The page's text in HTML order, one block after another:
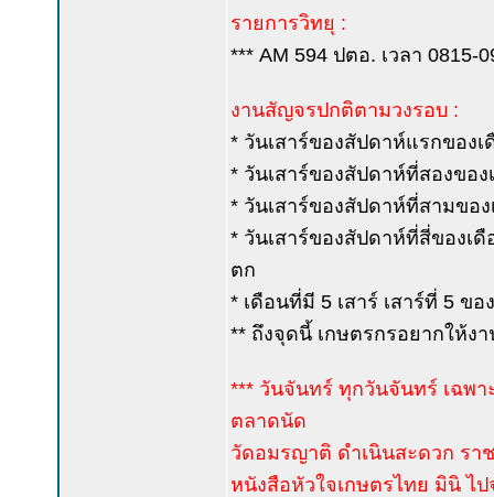
รายการวิทยุ :
*** AM 594 ปตอ. เวลา
งานสัญจรปกติตามวงรอบ :
* วันเสาร์ของสัปดาห์แรกของ
* วันเสาร์ของสัปดาห์ที่สองขอ
* วันเสาร์ของสัปดาห์ที่สามขอ
* วันเสาร์ของสัปดาห์ที่สี่ของเ
ตก
* เดือนที่มี 5 เสาร์ เสาร์ที่ 5 ขอ
** ถึงจุดนี้ เกษตรกรอยากให้
*** วันจันทร์ ทุกวันจันทร์ เฉพ
ตลาดนัด
วัดอมรญาติ ดำเนินสะดวก ราช
หนังสือหัวใจเกษตรไทย มินิ ไ